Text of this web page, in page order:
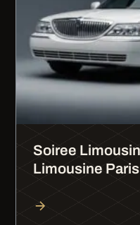
Soiree
Limousine Paris